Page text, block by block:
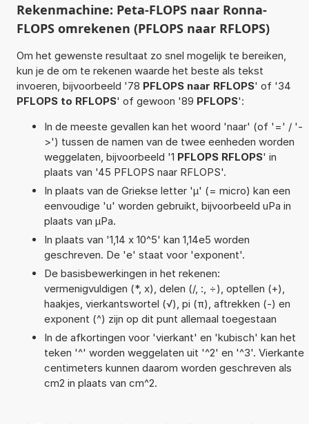
Rekenmachine: Peta-FLOPS naar Ronna-
FLOPS omrekenen (PFLOPS naar RFLOPS)
Om het gewenste resultaat zo snel mogelijk te bereiken,
kun je de om te rekenen waarde het beste als tekst
invoeren, bijvoorbeeld '78 PFLOPS naar RFLOPS' of '34
PFLOPS to RFLOPS' of gewoon '89 PFLOPS':
In de meeste gevallen kan het woord 'naar' (of '=' / '-
>') tussen de namen van de twee eenheden worden
weggelaten, bijvoorbeeld '1 PFLOPS RFLOPS' in
plaats van '45 PFLOPS naar RFLOPS'.
In plaats van de Griekse letter 'µ' (= micro) kan een
eenvoudige 'u' worden gebruikt, bijvoorbeeld uPa in
plaats van µPa.
In plaats van '1,14 x 10^5' kan 1,14e5 worden
geschreven. De 'e' staat voor 'exponent'.
De basisbewerkingen in het rekenen:
vermenigvuldigen (*, x), delen (/, :, ÷), optellen (+),
haakjes, vierkantswortel (√), pi (π), aftrekken (-) en
exponent (^) zijn op dit punt allemaal toegestaan
In de afkortingen voor 'vierkant' en 'kubisch' kan het
teken '^' worden weggelaten uit '^2' en '^3'. Vierkante
centimeters kunnen daarom worden geschreven als
cm2 in plaats van cm^2.